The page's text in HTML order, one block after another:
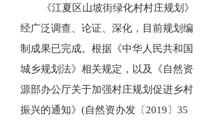
《江夏区山坡街绿化村村庄规划 》
经广泛调查、论证、深化，目前规划编
制成果已完成。根据《中华人民共和国
城乡规划法》相关规定，以及《自然资
源部办公厅关于加强村庄规划促进乡村
振兴的通知》(自然资办发〔2019〕35